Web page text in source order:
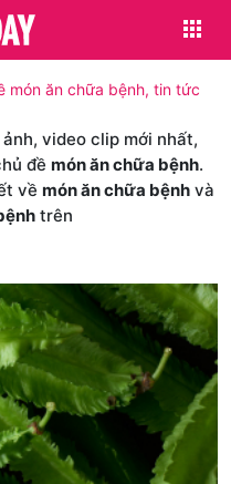
món ăn chữa bệnh, tin tức
video clip mới nhất,
đề món ăn chữa bệnh.
về món ăn chữa bệnh và
trên